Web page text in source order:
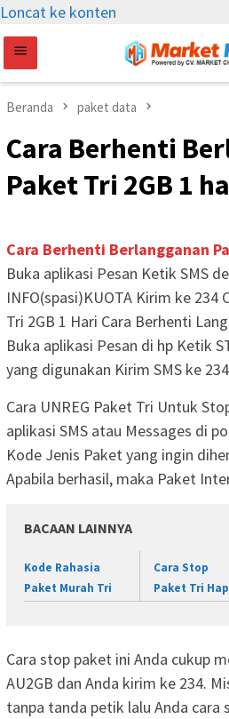
Loncat ke konten
Beranda paket data
Cara Berhenti
Paket Tri 2GB 1
Cara Berhenti Berlangganan
Buka aplikasi Pesan Ketik SMS
INFO(spasi)KUOTA Kirim ke 234
Tri 2GB 1 Hari Cara Berhenti
Buka aplikasi Pesan di hp Ketik
yang digunakan Kirim SMS ke
Cara UNREG Paket Tri Untuk
aplikasi SMS atau Messages di
Kode Jenis Paket yang ingin
Apabila berhasil, maka Paket
BACAAN LAINNYA
Kode Rahasia
Paket Murah Tri
Cara Stop
Paket Tri
Cara stop paket ini Anda cukup
AU2GB dan Anda kirim ke 234.
tanpa tanda petik lalu Anda